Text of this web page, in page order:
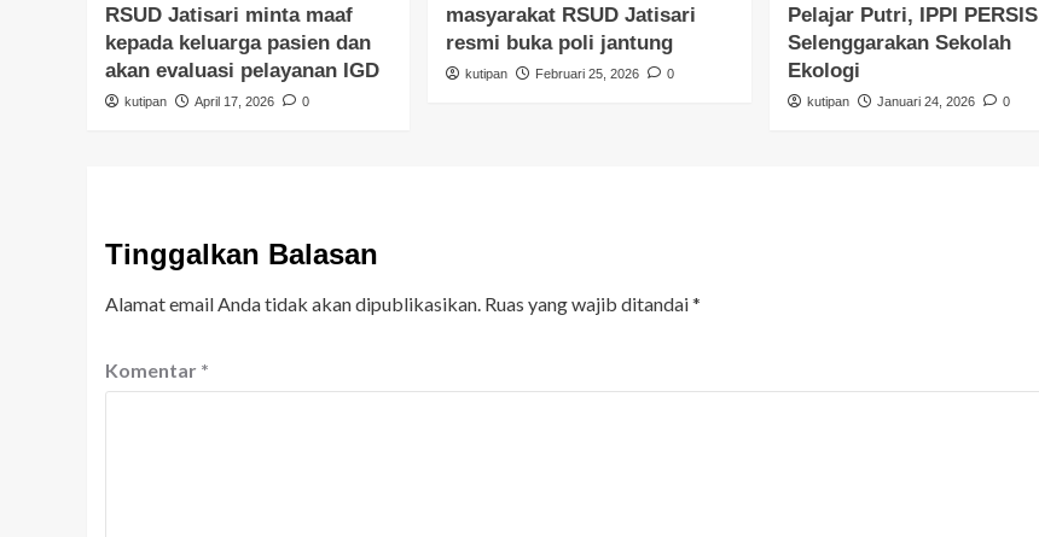
RSUD Jatisari minta maaf
kepada keluarga pasien dan
akan evaluasi pelayanan IGD
kutipan April 17, 2026 0
masyarakat RSUD Jatisari
resmi buka poli jantung
kutipan Februari 25, 2026 0
Pelajar Putri, IPPI PERSIS
Selenggarakan Sekolah
Ekologi
kutipan Januari 24, 2026 0
Tinggalkan Balasan
Alamat email Anda tidak akan dipublikasikan. Ruas yang wajib ditandai*
Komentar *